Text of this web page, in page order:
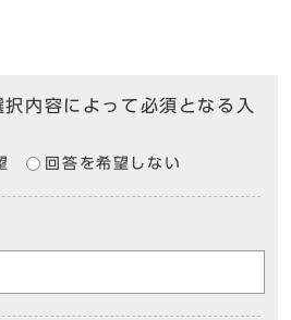
択内容によって必須となる入
回答を希望しない